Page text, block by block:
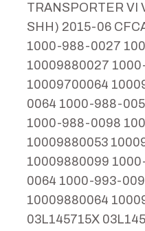
TRANSPORTER VI
SHH) 2015-06
1000-988-0027
10009880027
10009700064
0064 1000-988-
1000-988-0098
10009880053
10009880099
0064 1000-993-
10009880064
03L145715X